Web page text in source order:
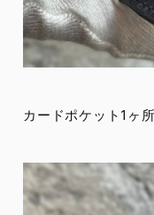
カードポケット1ヶ